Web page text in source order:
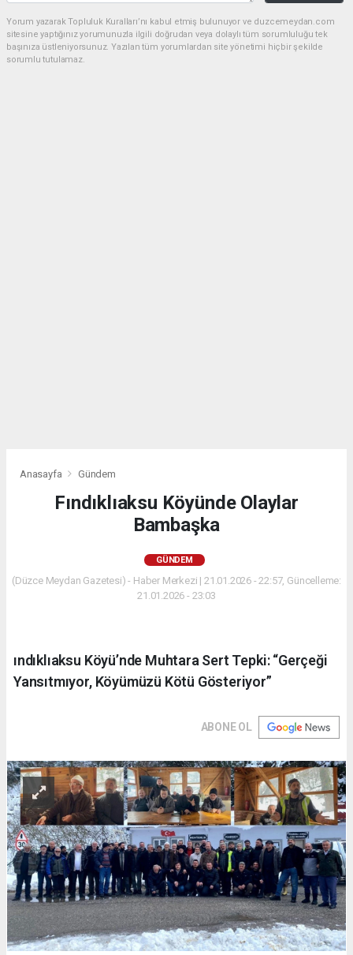
Yorum yazarak Topluluk Kuralları’nı kabul etmiş bulunuyor ve duzcemeydan.com
sitesine yaptığınız yorumunuzla ilgili doğrudan veya dolaylı tüm sorumluluğu tek
başınıza üstleniyorsunuz. Yazılan tüm yorumlardan site yönetimi hiçbir şekilde
sorumlu tutulamaz.
Anasayfa Gündem
Fındıklıaksu Köyünde Olaylar
Bambaşka
GÜNDEM
(Düzce Meydan Gazetesi) - Haber Merkezi | 21.01.2026 - 22:57, Güncelleme:
21.01.2026 - 23:03
ındıklıaksu Köyü’nde Muhtara Sert Tepki: “Gerçeği
Yansıtmıyor, Köyümüzü Kötü Gösteriyor”
ABONE OL